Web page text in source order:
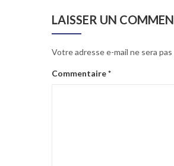
LAISSER UN
Votre adresse e-mail ne sera
Commentaire*